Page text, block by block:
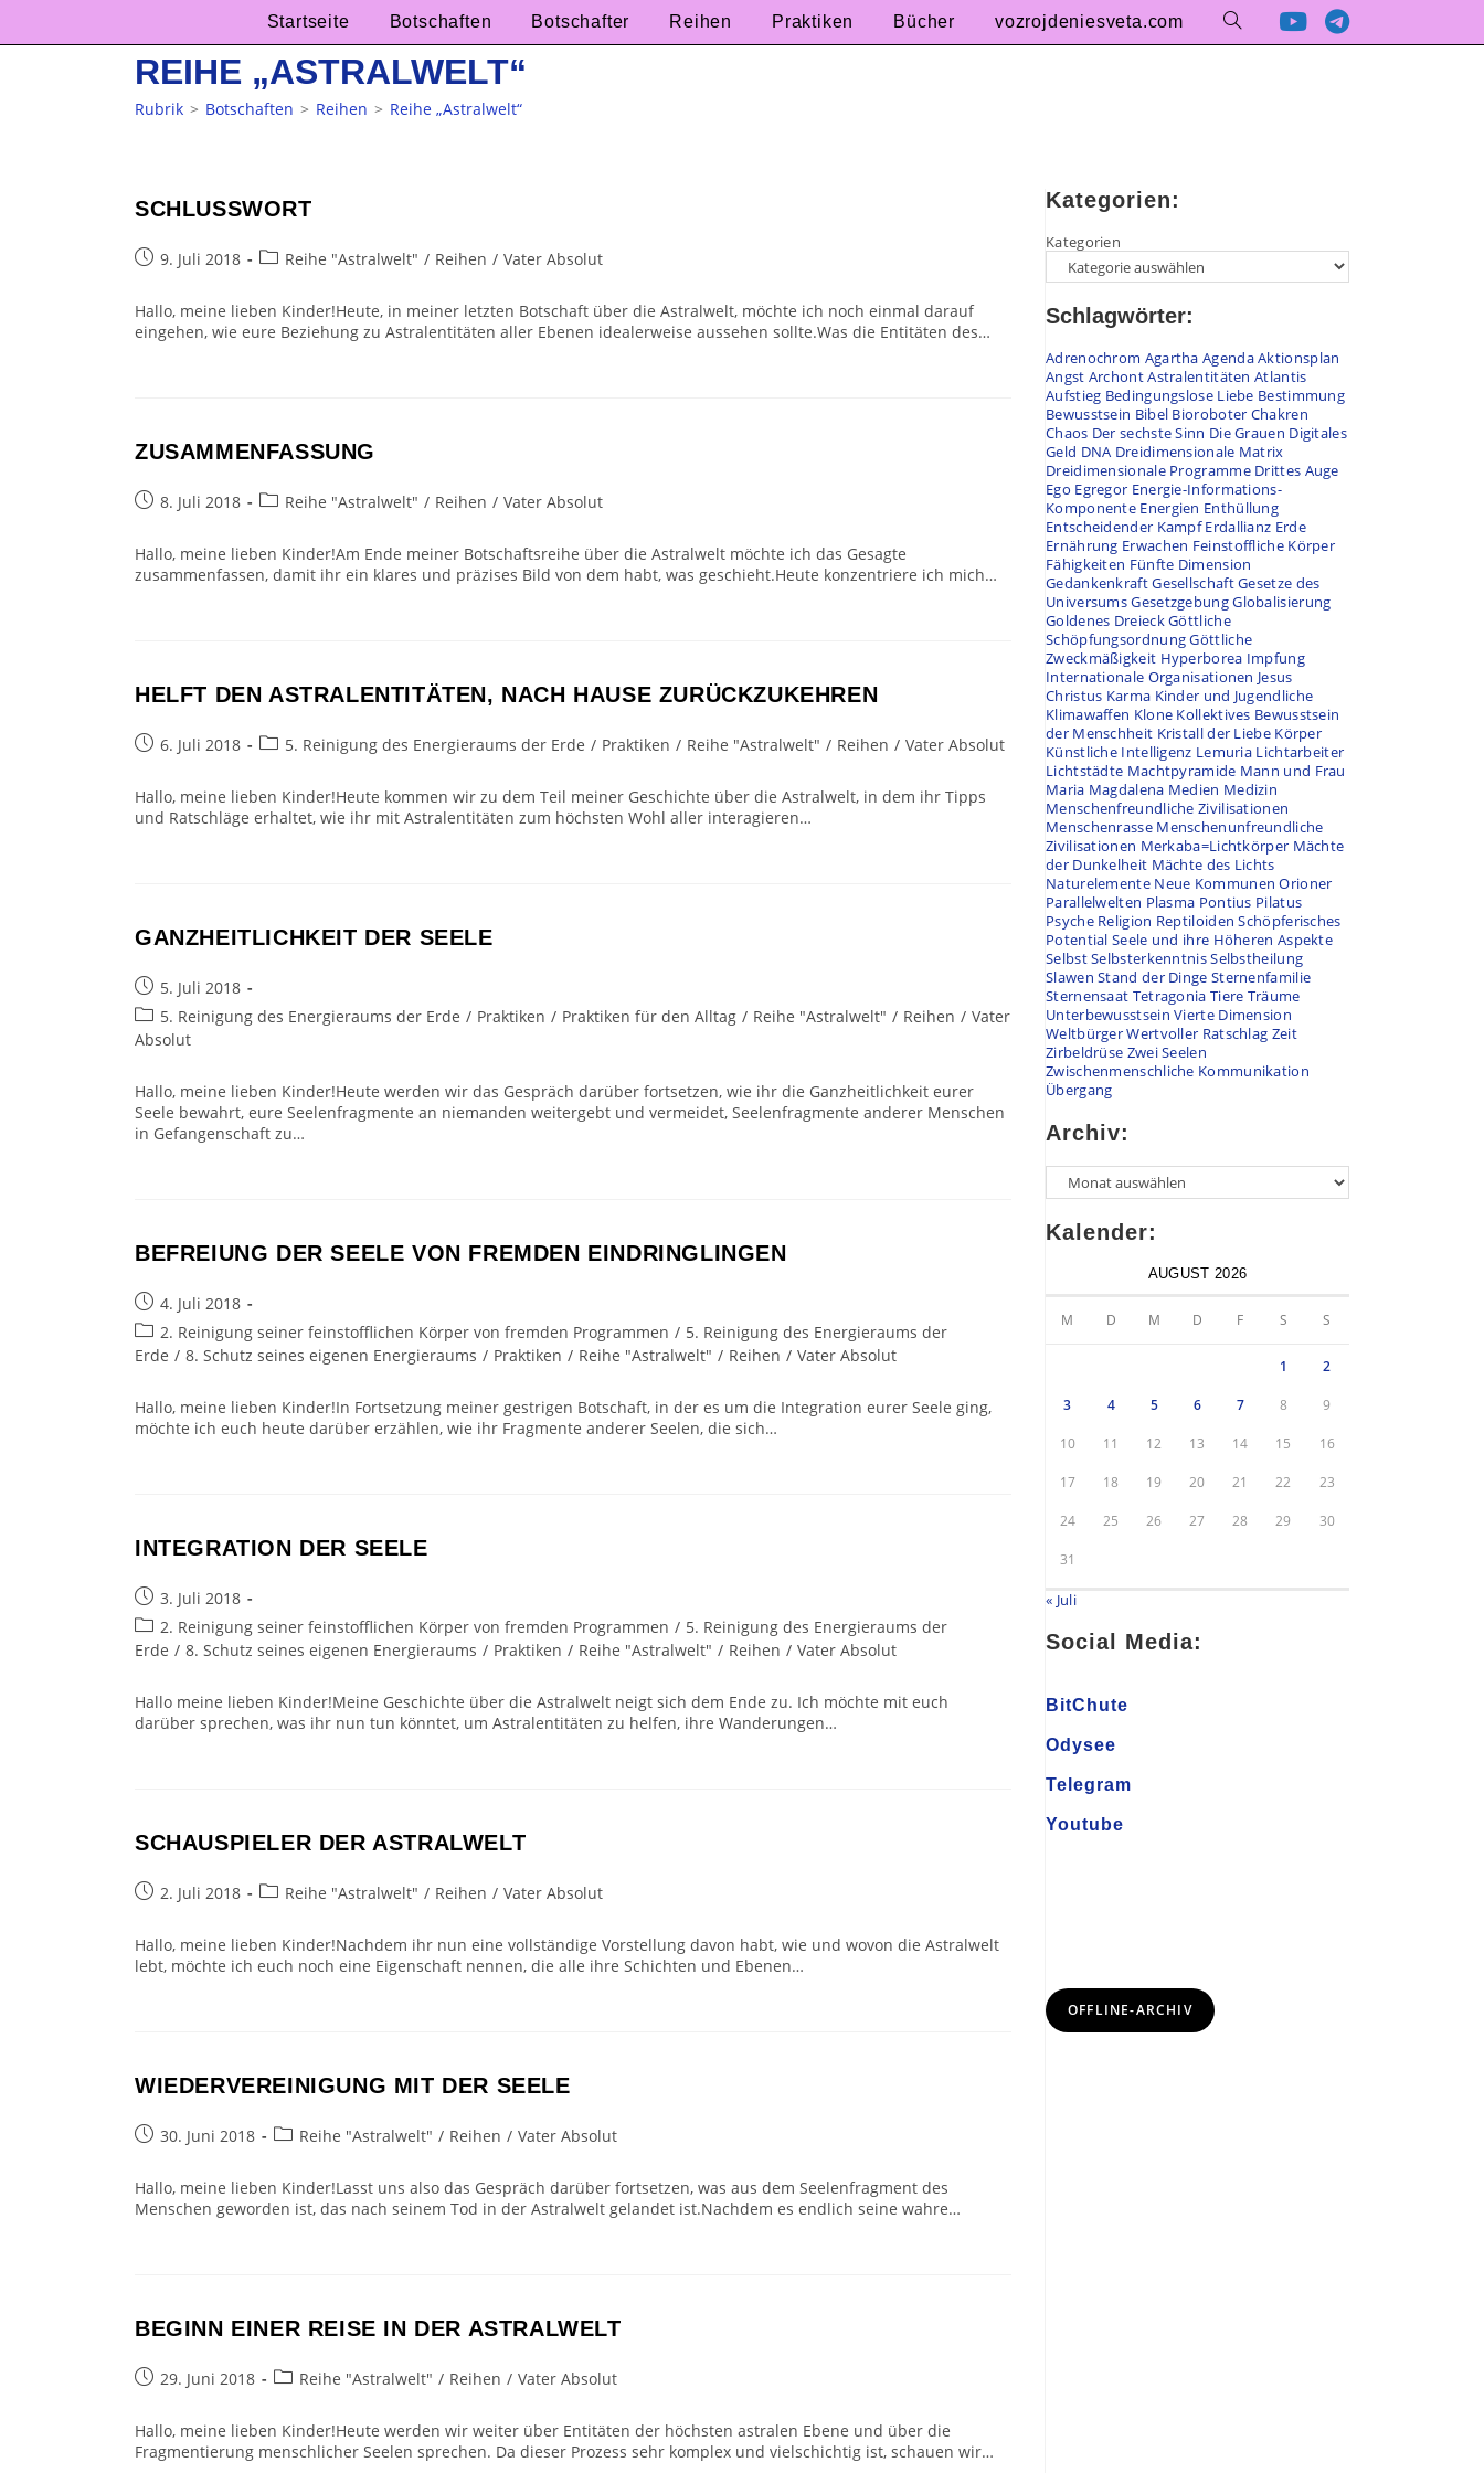
springen
Startseite Botschaften Botschafter Reihen Praktiken Bücher vozrojdeniesveta.com Website-
REIHE „ASTRALWELT“
Rubrik > Botschaften > Reihen > Reihe „Astralwelt“
SCHLUSSWORT
Beitrag9. Juli 2018
Beitrags-
Reihe "Astralwelt" / Reihen / Vater Absolut
Hallo, meine lieben Kinder!Heute, in meiner letzten Botschaft über die Astralwelt, möchte ich noch einmal darauf
eingehen, wie eure Beziehung zu Astralentitäten aller Ebenen idealerweise aussehen sollte.Was die Entitäten des…
ZUSAMMENFASSUNG
Beitrag8. Juli 2018
Beitrags-
Reihe "Astralwelt" / Reihen / Vater Absolut
Hallo, meine lieben Kinder!Am Ende meiner Botschaftsreihe über die Astralwelt möchte ich das Gesagte
zusammenfassen, damit ihr ein klares und präzises Bild von dem habt, was geschieht.Heute konzentriere ich mich…
HELFT DEN ASTRALENTITÄTEN, NACH HAUSE ZURÜCKZUKEHREN
Beitrag6. Juli 2018
Beitrags-
5. Reinigung des Energieraums der Erde / Praktiken / Reihe "Astralwelt" / Reihen / Vater Absolut
Hallo, meine lieben Kinder!Heute kommen wir zu dem Teil meiner Geschichte über die Astralwelt, in dem ihr Tipps
und Ratschläge erhaltet, wie ihr mit Astralentitäten zum höchsten Wohl aller interagieren…
GANZHEITLICHKEIT DER SEELE
Beitrag
veröffentlicht:
5. Juli 2018
Beitrags-
Kategorie:
5. Reinigung des Energieraums der Erde / Praktiken / Praktiken für den Alltag / Reihe "Astralwelt" / Reihen / Vater
Absolut
Hallo, meine lieben Kinder!Heute werden wir das Gespräch darüber fortsetzen, wie ihr die Ganzheitlichkeit eurer
Seele bewahrt, eure Seelenfragmente an niemanden weitergebt und vermeidet, Seelenfragmente anderer Menschen
in Gefangenschaft zu…
BEFREIUNG DER SEELE VON FREMDEN EINDRINGLINGEN
Beitrag
veröffentlicht:
4. Juli 2018
Beitrags-
Kategorie:
2. Reinigung seiner feinstofflichen Körper von fremden Programmen / 5. Reinigung des Energieraums der
Erde / 8. Schutz seines eigenen Energieraums / Praktiken / Reihe "Astralwelt" / Reihen / Vater Absolut
Hallo, meine lieben Kinder!In Fortsetzung meiner gestrigen Botschaft, in der es um die Integration eurer Seele ging,
möchte ich euch heute darüber erzählen, wie ihr Fragmente anderer Seelen, die sich…
INTEGRATION DER SEELE
Beitrag
veröffentlicht:
3. Juli 2018
Beitrags-
Kategorie:
2. Reinigung seiner feinstofflichen Körper von fremden Programmen / 5. Reinigung des Energieraums der
Erde / 8. Schutz seines eigenen Energieraums / Praktiken / Reihe "Astralwelt" / Reihen / Vater Absolut
Hallo meine lieben Kinder!Meine Geschichte über die Astralwelt neigt sich dem Ende zu. Ich möchte mit euch
darüber sprechen, was ihr nun tun könntet, um Astralentitäten zu helfen, ihre Wanderungen…
SCHAUSPIELER DER ASTRALWELT
Beitrag2. Juli 2018
Beitrags-
Reihe "Astralwelt" / Reihen / Vater Absolut
Hallo, meine lieben Kinder!Nachdem ihr nun eine vollständige Vorstellung davon habt, wie und wovon die Astralwelt
lebt, möchte ich euch noch eine Eigenschaft nennen, die alle ihre Schichten und Ebenen…
WIEDERVEREINIGUNG MIT DER SEELE
Beitrag30. Juni 2018
Beitrags-
Reihe "Astralwelt" / Reihen / Vater Absolut
Hallo, meine lieben Kinder!Lasst uns also das Gespräch darüber fortsetzen, was aus dem Seelenfragment des
Menschen geworden ist, das nach seinem Tod in der Astralwelt gelandet ist.Nachdem es endlich seine wahre…
BEGINN EINER REISE IN DER ASTRALWELT
Beitrag29. Juni 2018
Beitrags-
Reihe "Astralwelt" / Reihen / Vater Absolut
Hallo, meine lieben Kinder!Heute werden wir weiter über Entitäten der höchsten astralen Ebene und über die
Fragmentierung menschlicher Seelen sprechen. Da dieser Prozess sehr komplex und vielschichtig ist, schauen wir…
Kategorien:
Kategorien
Schlagwörter:
Adrenochrom Agartha AgendaAktionsplan
Angst ArchontAstralentitäten Atlantis
Aufstieg Bedingungslose Liebe Bestimmung
Bewusstsein Bibel Bioroboter Chakren
Chaos Der sechste Sinn Die Grauen Digitales
Geld DNA Dreidimensionale Matrix
Dreidimensionale Programme Drittes Auge
Ego Egregor Energie-Informations-
Komponente Energien Enthüllung
Entscheidender Kampf Erdallianz Erde
Ernährung Erwachen Feinstoffliche Körper
Fähigkeiten Fünfte Dimension
GedankenkraftGesellschaftGesetze des
UniversumsGesetzgebungGlobalisierung
Goldenes DreieckGöttliche
SchöpfungsordnungGöttliche
Zweckmäßigkeit Hyperborea Impfung
Internationale Organisationen Jesus
Christus Karma Kinder und Jugendliche
Klimawaffen Klone Kollektives Bewusstsein
der Menschheit Kristall der Liebe Körper
Künstliche Intelligenz Lemuria Lichtarbeiter
Lichtstädte Machtpyramide Mann und Frau
Maria Magdalena Medien Medizin
Menschenfreundliche Zivilisationen
Menschenrasse Menschenunfreundliche
Zivilisationen Merkaba=Lichtkörper Mächte
der Dunkelheit Mächte des Lichts
Naturelemente Neue Kommunen Orioner
Parallelwelten Plasma Pontius Pilatus
Psyche Religion Reptiloiden Schöpferisches
Potential Seele und ihre Höheren Aspekte
SelbstSelbsterkenntnisSelbstheilung
Slawen Stand der Dinge Sternenfamilie
Sternensaat Tetragonia Tiere Träume
Unterbewusstsein Vierte Dimension
WeltbürgerWertvoller Ratschlag Zeit
Zirbeldrüse Zwei Seelen
Zwischenmenschliche Kommunikation
Übergang
Archiv:
Archiv
Kalender:
AUGUST 2026
M D M D F S S
1 2
3 4 5 6 7 8 9
10 11 12 13 14 15 16
17 18 19 20 21 22 23
24 25 26 27 28 29 30
31
« Juli
Social Media:
BitChute
Odysee
Telegram
Youtube
OFFLINE-ARCHIV